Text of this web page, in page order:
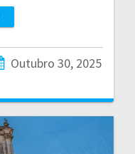
Outubro 30, 2025